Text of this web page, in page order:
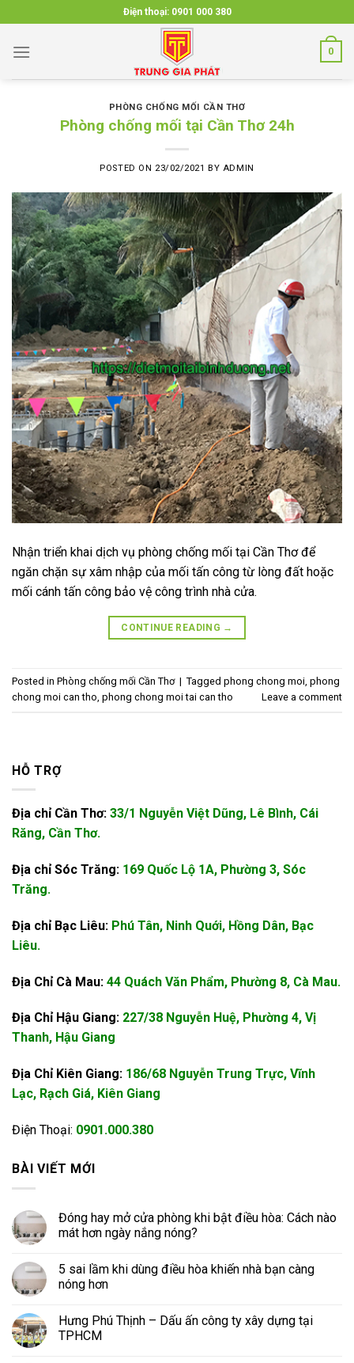
to
content
Điện thoại: 0901 000 380
0
PHÒNG CHỐNG MỐI CẦN THƠ
Phòng chống mối tại Cần Thơ 24h
POSTED ON 23/02/2021 BY ADMIN
Nhận triển khai dịch vụ phòng chống mối tại Cần Thơ để
ngăn chặn sự xâm nhập của mối tấn công từ lòng đất hoặc
mối cánh tấn công bảo vệ công trình nhà cửa.
CONTINUE READING →
Posted in Phòng chống mối Cần Thơ | Tagged phong chong moi phong
chong moi can tho phong chong moi tai can tho Leave a comment
HỖ TRỢ
Địa chỉ Cần Thơ: 33/1 Nguyễn Việt Dũng, Lê Bình, Cái
Răng, Cần Thơ.
Địa chỉ Sóc Trăng: 169 Quốc Lộ 1A, Phường 3, Sóc
Trăng.
Địa chỉ Bạc Liêu: Phú Tân, Ninh Quới, Hồng Dân, Bạc
Liêu.
Địa Chỉ Cà Mau: 44 Quách Văn Phẩm, Phường 8, Cà Mau.
Địa Chỉ Hậu Giang: 227/38 Nguyễn Huệ, Phường 4, Vị
Thanh, Hậu Giang
Địa Chỉ Kiên Giang: 186/68 Nguyễn Trung Trực, Vĩnh
Lạc, Rạch Giá, Kiên Giang
Điện Thoại: 0901.000.380
BÀI VIẾT MỚI
Đóng hay mở cửa phòng khi bật điều hòa: Cách nào
mát hơn ngày nắng nóng?
5 sai lầm khi dùng điều hòa khiến nhà bạn càng
nóng hơn
Hưng Phú Thịnh – Dấu ấn công ty xây dựng tại
TPHCM